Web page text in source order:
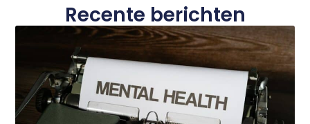
Recente berichten